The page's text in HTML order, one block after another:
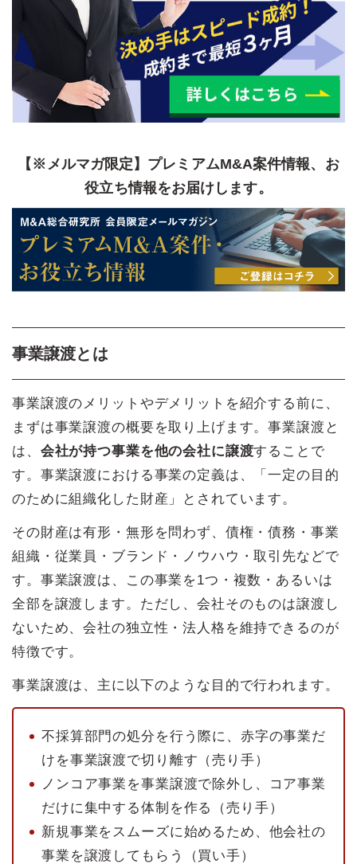
【※メルマガ限定】プレミアムM&A案件情報、お
役立ち情報をお届けします。
事業譲渡とは
事業譲渡のメリットやデメリットを紹介する前に、
まずは事業譲渡の概要を取り上げます。事業譲渡と
は、 会社が持つ事業を他の会社に譲渡することで
す。事業譲渡における事業の定義は、「一定の目的
のために組織化した財産」とされています。
その財産は有形・無形を問わず、債権・債務・事業
組織・従業員・ブランド・ノウハウ・取引先などで
す。事業譲渡は、この事業を1つ・複数・あるいは
全部を譲渡します。ただし、会社そのものは譲渡し
ないため、会社の独立性・法人格を維持できるのが
特徴です。
事業譲渡は、主に以下のような目的で行われます。
不採算部門の処分を行う際に、赤字の事業だ
けを事業譲渡で切り離す（売り手）
ノンコア事業を事業譲渡で除外し、コア事業
だけに集中する体制を作る（売り手）
新規事業をスムーズに始めるため、他会社の
事業を譲渡してもらう（買い手）